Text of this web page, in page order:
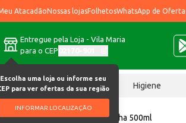
AtacadãoNossas lojasFolhetosWhatsApp de
Entregue pela Loja - Vila Maria
para o CEP
Escolha uma loja ou informe seu
para ver ofertas da sua região
INFORMAR LOCALIZAÇÃO
Chocolates Higiene
Mr. Músculo Cozinha 500ml